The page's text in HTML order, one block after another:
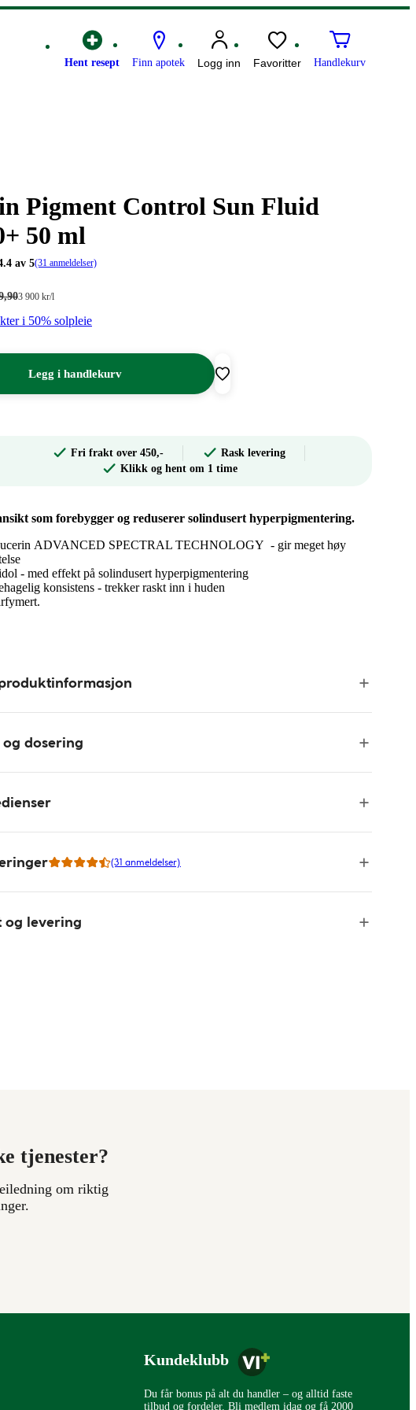
Hent resept Finn apotek Logg inn Favoritter Handlekurv
Pigment Control Sun Fluid
50 ml
av 5(31 anmeldelser)
,90Stykkpris:
900,00/l
3 900 kr/l
i 50% solpleie
Legg i handlekurv
Fri frakt over 450,-
Rask levering
Klikk og hent om 1 time
som forebygger og reduserer solindusert hyperpigmentering.
ADVANCED SPECTRAL TECHNOLOGY ​ - gir meget høy
​- med effekt på solindusert hyperpigmentering
konsistens​ - trekker raskt inn i huden​
dosering
(31 anmeldelser)
og levering
tjenester?
om riktig
Kundeklubb
Du får bonus på alt du handler – og alltid faste
tilbud og fordeler. Bli medlem idag og få 2000